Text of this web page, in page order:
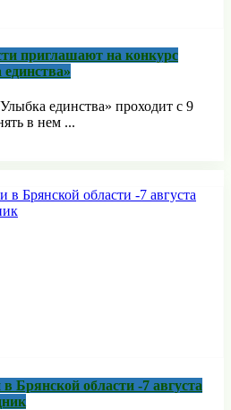
приглашают на конкурс
единства» проходит с 9
в нем ...
Брянской области -7 августа